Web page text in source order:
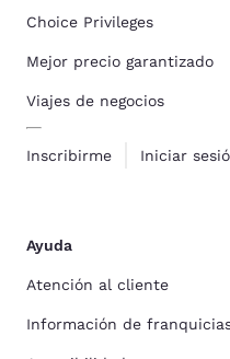
Choice Privileges
Mejor precio garantizado
Viajes de negocios
Inscribirme Iniciar
Ayuda
Atención al cliente
Información de